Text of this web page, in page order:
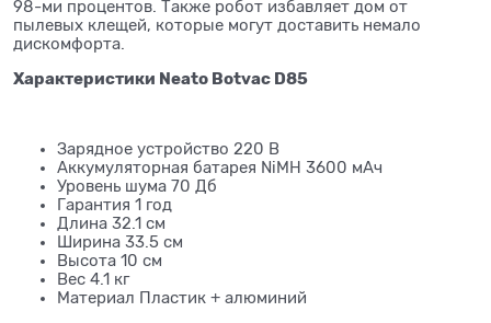
98-ми процентов. Также робот избавляет дом от
пылевых клещей, которые могут доставить немало
дискомфорта.
Характеристики Neato Botvac D85
Зарядное устройство 220 В
Аккумуляторная батарея NiMH 3600 мАч
Уровень шума 70 Дб
Гарантия 1 год
Длина 32.1 см
Ширина 33.5 см
Высота 10 см
Вес 4.1 кг
Материал Пластик + алюминий